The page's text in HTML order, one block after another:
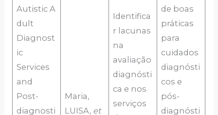
Autistic A
dult
Diagnost
ic
Services
and
Post-
diagnosti
Maria,
LUISA, et
Identifica
r lacunas
na
avaliação
diagnósti
ca e nos
serviços
de boas
práticas
para
cuidados
diagnósti
cos e
pós-
diagnósti